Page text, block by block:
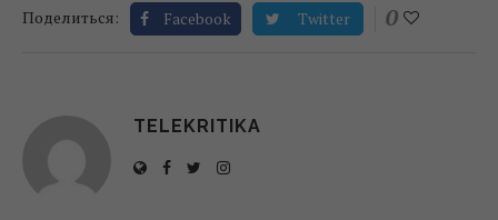
Поделиться: Facebook Twitter 0
TELEKRITIKA